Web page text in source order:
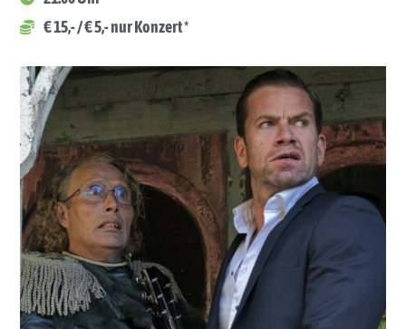
€ 15,- / € 5,- nur Konzert *